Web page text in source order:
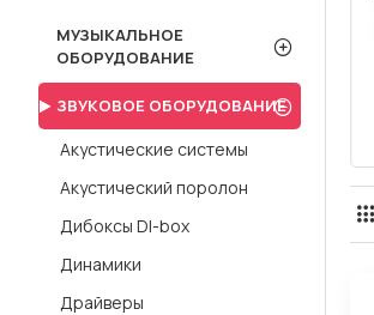
МУЗЫКАЛЬНОЕ
ОБОРУДОВАНИЕ
ЗВУКОВОЕ ОБОРУДОВАНИЕ
Акустические системы
Акустический поролон
Дибоксы DI-box
Динамики
Драйверы
Акустические
системы